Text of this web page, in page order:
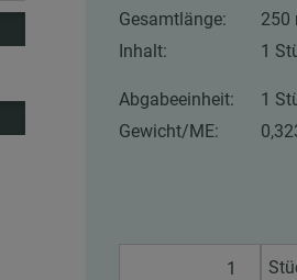
Gesamtlänge:
250
Inhalt:
1
Abgabeeinheit:
1
Gewicht/ME: